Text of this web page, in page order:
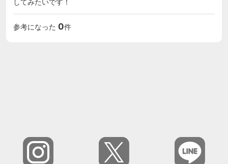
してみたいです！
参考になった 0件